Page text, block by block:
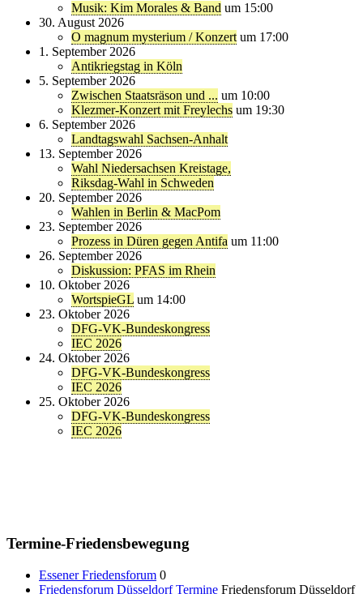
Musik: Kim Morales & Band um 15:00
30. August 2026
O magnum mysterium / Konzert um 17:00
1. September 2026
Antikriegstag in Köln
5. September 2026
Zwischen Staatsräson und ... um 10:00
Klezmer-Konzert mit Freylechs um 19:30
6. September 2026
Landtagswahl Sachsen-Anhalt
13. September 2026
Wahl Niedersachsen Kreistage,
Riksdag-Wahl in Schweden
20. September 2026
Wahlen in Berlin & MacPom
23. September 2026
Prozess in Düren gegen Antifa um 11:00
26. September 2026
Diskussion: PFAS im Rhein
10. Oktober 2026
WortspieGL um 14:00
23. Oktober 2026
DFG-VK-Bundeskongress
IEC 2026
24. Oktober 2026
DFG-VK-Bundeskongress
IEC 2026
25. Oktober 2026
DFG-VK-Bundeskongress
IEC 2026
Termine-Friedensbewegung
Essener Friedensforum 0
Friedensforum Düsseldorf Termine Friedensforum Düsseldorf